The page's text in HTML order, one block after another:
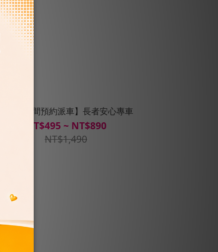
【固定時間預約派車】長者安心專車
NT$495 ~ NT$890
NT$1,490